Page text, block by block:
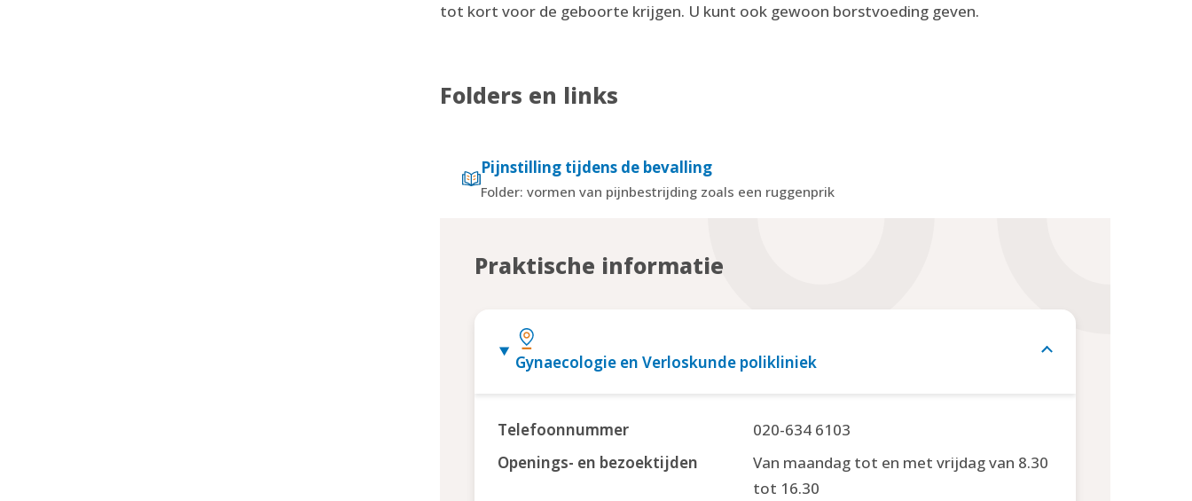
tot kort voor de geboorte krijgen. U kunt ook gewoon borstvoeding geven.
Folders en links
Pijnstilling tijdens de bevalling
Folder: vormen van pijnbestrijding zoals een ruggenprik
Praktische informatie
Gynaecologie en Verloskunde polikliniek
Telefoonnummer
020-634 6103
Openings- en bezoektijden
Van maandag tot en met vrijdag van 8.30
tot 16.30